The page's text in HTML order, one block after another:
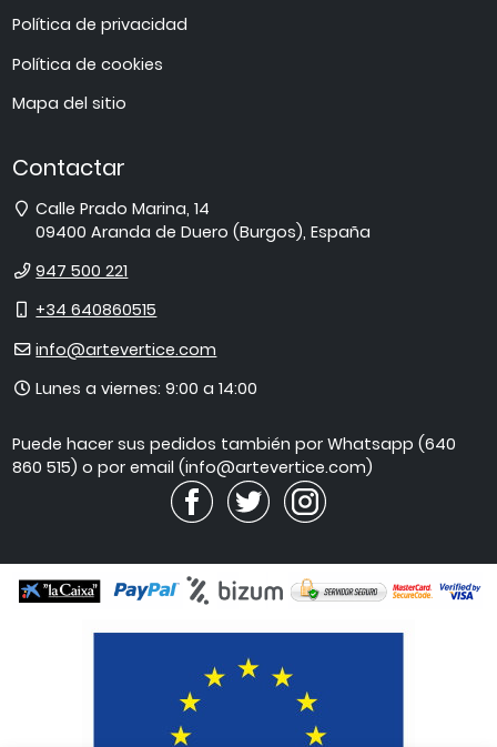
Política de privacidad
Política de cookies
Mapa del sitio
Contactar
Dirección
Calle Prado Marina, 14
09400 Aranda de Duero (Burgos),España
Teléfono
947 500 221
Móvil
+34 640860515
E-
info@artevertice.com
Horario
atención
Lunes a viernes: 9:00 a 14:00
Puede hacer sus pedidos también por Whatsapp (640
860 515) o por email (info@artevertice.com)